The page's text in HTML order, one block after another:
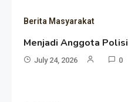
Berita Masyarakat
Menjadi Anggota Polisi
July 24, 2026 0